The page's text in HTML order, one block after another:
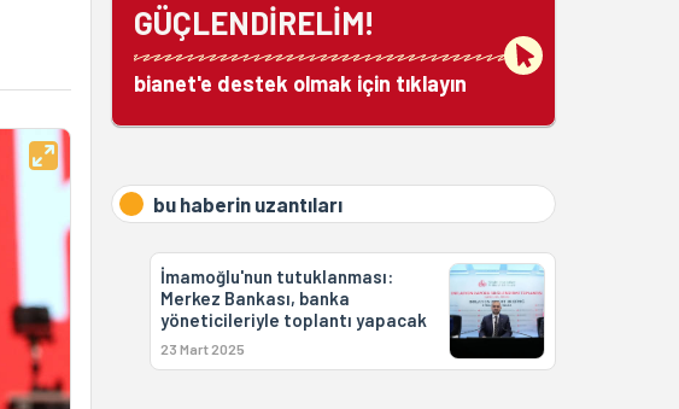
GÜÇLENDİRELİM!
bianet'e destek olmak için tıklayın
bu haberin uzantıları
İmamoğlu'nun tutuklanması:
Merkez Bankası, banka
yöneticileriyle toplantı yapacak
23 Mart 2025